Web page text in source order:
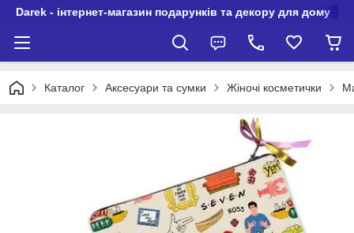
Darek - інтернет-магазин подарунків та декору для дому
Каталог Аксесуари та сумки Жіночі косметички